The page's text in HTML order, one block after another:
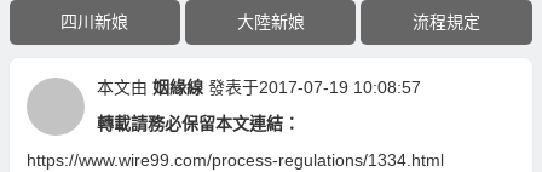
四川新娘 大陸新娘 流程規定
本文由 姻緣線 發表于2017-07-19 10:08:57
轉載請務必保留本文連結：
https://www.wire99.com/process-regulations/1334.html